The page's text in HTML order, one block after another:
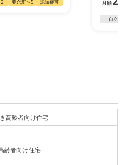
要介護1〜5 認知症可 月額
自立
高齢者向け住宅
齢者向け住宅